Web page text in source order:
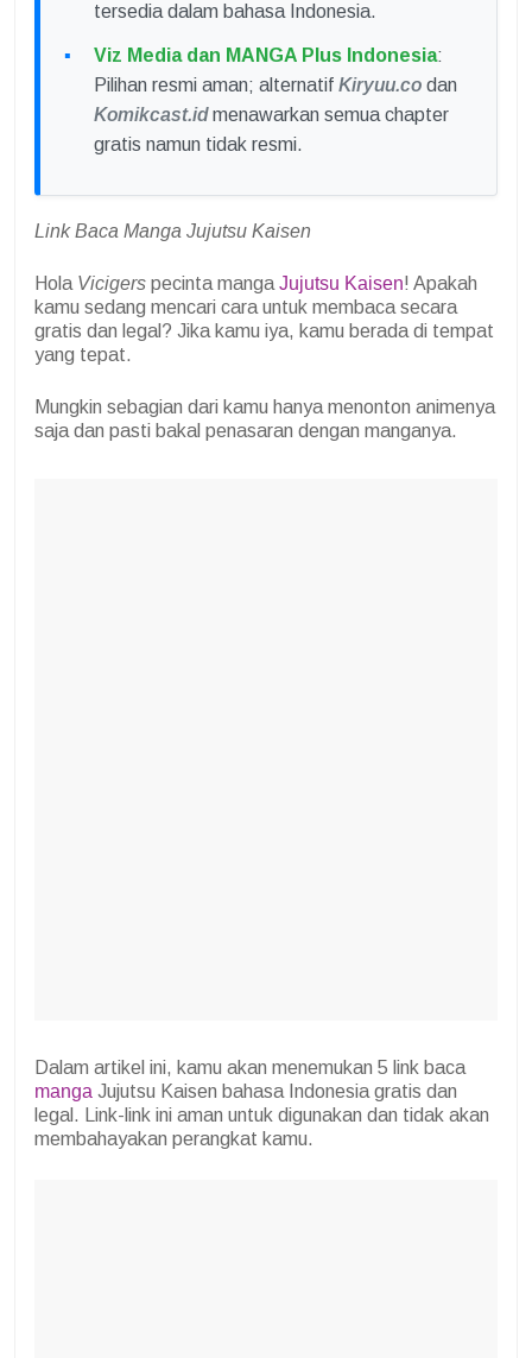
tersedia dalam bahasa Indonesia.
Viz Media dan MANGA Plus Indonesia:
Pilihan resmi aman; alternatif Kiryuu.co dan
Komikcast.idmenawarkan semua chapter
gratis namun tidak resmi.
Link Baca Manga Jujutsu Kaisen
Hola Vicigers pecinta manga Jujutsu Kaisen! Apakah
kamu sedang mencari cara untuk membaca secara
gratis dan legal? Jika kamu iya, kamu berada di tempat
yang tepat.
Mungkin sebagian dari kamu hanya menonton animenya
saja dan pasti bakal penasaran dengan manganya.
Dalam artikel ini, kamu akan menemukan 5 link baca
manga Jujutsu Kaisen bahasa Indonesia gratis dan
legal. Link-link ini aman untuk digunakan dan tidak akan
membahayakan perangkat kamu.